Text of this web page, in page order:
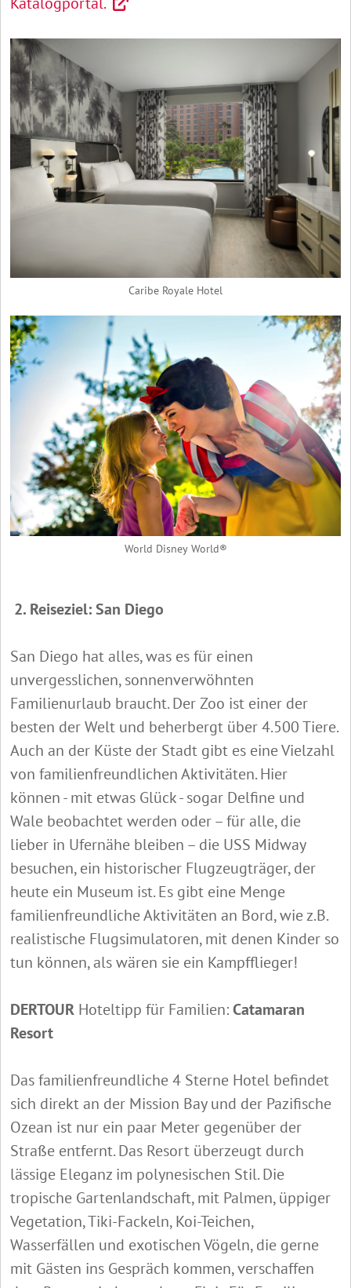
Caribe Royale Hotel
World Disney World®
2. Reiseziel: San Diego
San Diego hat alles, was es für einen
unvergesslichen, sonnenverwöhnten
Familienurlaub braucht. Der Zoo ist einer der
besten der Welt und beherbergt über 4.500 Tiere.
Auch an der Küste der Stadt gibt es eine Vielzahl
von familienfreundlichen Aktivitäten. Hier
können - mit etwas Glück - sogar Delfine und
Wale beobachtet werden oder – für alle, die
lieber in Ufernähe bleiben – die USS Midway
besuchen, ein historischer Flugzeugträger, der
heute ein Museum ist. Es gibt eine Menge
familienfreundliche Aktivitäten an Bord, wie z.B.
realistische Flugsimulatoren, mit denen Kinder so
tun können, als wären sie ein Kampfflieger!
DERTOUR Hoteltipp für Familien:Catamaran
Resort
Das familienfreundliche 4 Sterne Hotel befindet
sich direkt an der Mission Bay und der Pazifische
Ozean ist nur ein paar Meter gegenüber der
Straße entfernt. Das Resort überzeugt durch
lässige Eleganz im polynesischen Stil. Die
tropische Gartenlandschaft, mit Palmen, üppiger
Vegetation, Tiki-Fackeln, Koi-Teichen,
Wasserfällen und exotischen Vögeln, die gerne
mit Gästen ins Gespräch kommen, verschaffen